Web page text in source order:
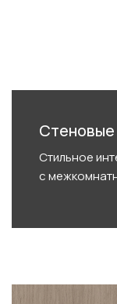
Стеновые
Стильное
с